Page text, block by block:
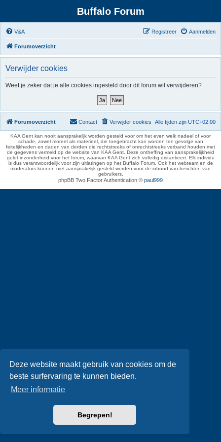
Deze website maakt gebruik van cookies om de
beste surfervaring te kunnen bieden.
Meer informatie
Begrepen!
Buffalo Forum
V&A Aanmelden
Registreer
Forumoverzicht
Verwijder cookies
Weet je zeker dat je alle cookies ingesteld door dit forum wil verwijderen?
Forumoverzicht Alle tijden zijn UTC+02:00
Verwijder cookies
Contact
KAA Gent kan nooit aansprakelijk worden gesteld voor om het even welk nadeel of voor
schade, zowel moreel als materieel, die toegebracht kan worden ten gevolge van
feitelijkheden en daden van derden die rechtstreeks of onrechtstreeks verband houden met
de gegevens vermeld op de website van KAA Gent. Deze ontheffing van aansprakelijkheid
geldt inzonderheid voor het forum, waarvan KAA Gent zich volledig distantieert. Elk individu
is dus verantwoordelijk voor zijn uitlatingen op het Buffalo Forum. Ook het webteam en de
moderators kunnen niet aansprakelijk gesteld worden voor de inhoud van berichten van
gebruikers.
phpBB Two Factor Authentication © paul999